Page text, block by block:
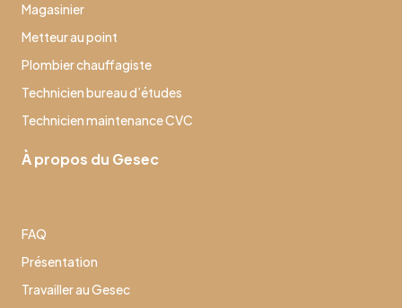
Magasinier
Metteur au point
Plombier chauffagiste
Technicien bureau d’études
Technicien maintenance CVC
À propos du Gesec
FAQ
Présentation
Travailler au Gesec